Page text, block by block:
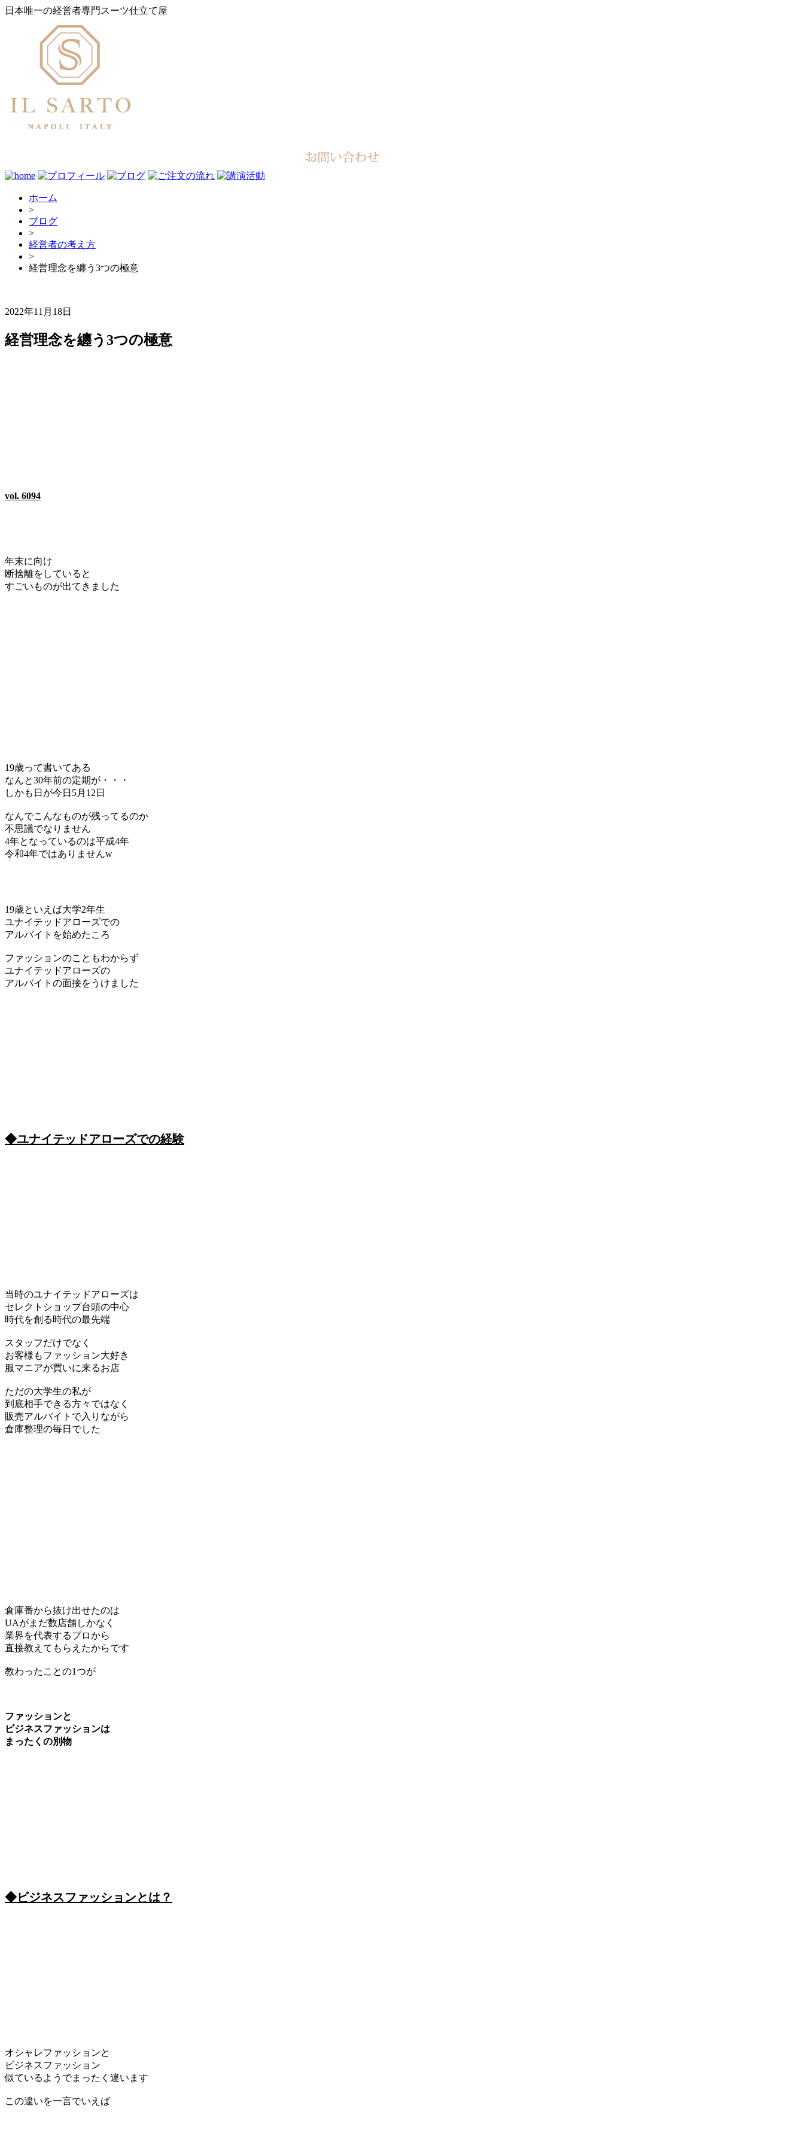
日本唯一の経営者専門スーツ仕立て屋
ホーム
>
ブログ
>
経営者の考え方
>
経営理念を纏う3つの極意
2022年11月18日
経営理念を纏う3つの極意
vol. 6094
年末に向け
断捨離をしていると
すごいものが出てきました
19歳って書いてある
なんと30年前の定期が・・・
しかも日が今日5月12日
なんでこんなものが残ってるのか
不思議でなりません
4年となっているのは平成4年
令和4年ではありませんw
19歳といえば大学2年生
ユナイテッドアローズでの
アルバイトを始めたころ
ファッションのこともわからず
ユナイテッドアローズの
アルバイトの面接をうけました
◆ユナイテッドアローズでの経験
当時のユナイテッドアローズは
セレクトショップ台頭の中心
時代を創る時代の最先端
スタッフだけでなく
お客様もファッション大好き
服マニアが買いに来るお店
ただの大学生の私が
到底相手できる方々ではなく
販売アルバイトで入りながら
倉庫整理の毎日でした
倉庫番から抜け出せたのは
UAがまだ数店舗しかなく
業界を代表するプロから
直接教えてもらえたからです
教わったことの1つが
ファッションと
ビジネスファッションは
まったくの別物
◆ビジネスファッションとは？
オシャレファッションと
ビジネスファッション
似ているようでまったく違います
この違いを一言でいえば